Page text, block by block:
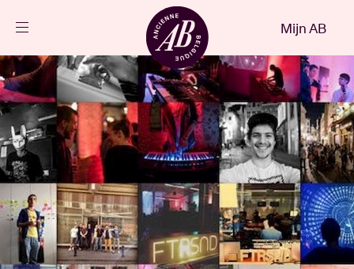
NL
Agenda
Projecten
Nieuws
Mijn AB